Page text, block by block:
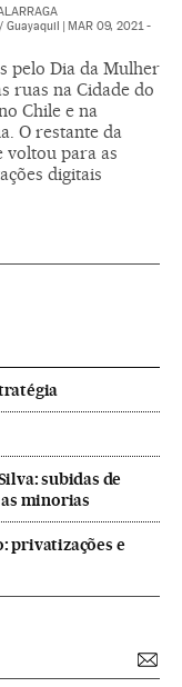
Guayaquil | MAR 09, 2021 -
pelo Dia da Mulher
ruas na Cidade do
Chile e na
O restante da
voltou para as
digitais
subidas de
minorias
privatizações e